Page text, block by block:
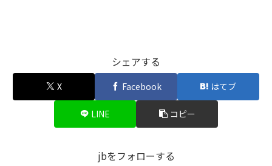
シェアする
X Facebook はてブ
LINE コピー
jbをフォローする